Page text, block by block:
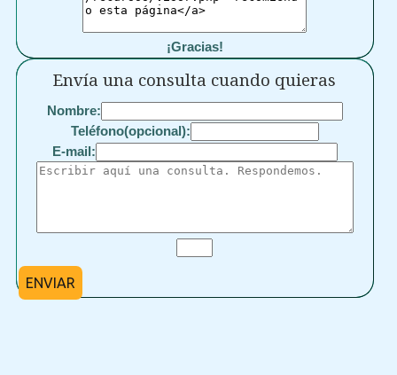
¡Gracias!
Envía una consulta cuando quieras
Nombre:
Teléfono(opcional):
E-mail:
ENVIAR